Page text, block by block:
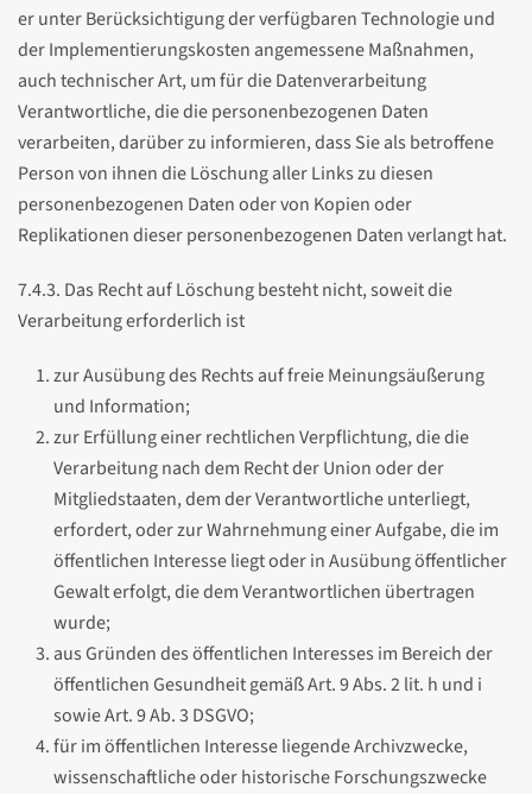
er unter Berücksichtigung der verfügbaren Technologie und
der Implementierungskosten angemessene Maßnahmen,
auch technischer Art, um für die Datenverarbeitung
Verantwortliche, die die personenbezogenen Daten
verarbeiten, darüber zu informieren, dass Sie als betroffene
Person von ihnen die Löschung aller Links zu diesen
personenbezogenen Daten oder von Kopien oder
Replikationen dieser personenbezogenen Daten verlangt hat.
7.4.3. Das Recht auf Löschung besteht nicht, soweit die
Verarbeitung erforderlich ist
zur Ausübung des Rechts auf freie Meinungsäußerung
und Information;
zur Erfüllung einer rechtlichen Verpflichtung, die die
Verarbeitung nach dem Recht der Union oder der
Mitgliedstaaten, dem der Verantwortliche unterliegt,
erfordert, oder zur Wahrnehmung einer Aufgabe, die im
öffentlichen Interesse liegt oder in Ausübung öffentlicher
Gewalt erfolgt, die dem Verantwortlichen übertragen
wurde;
aus Gründen des öffentlichen Interesses im Bereich der
öffentlichen Gesundheit gemäß Art. 9 Abs. 2 lit. h und i
sowie Art. 9 Ab. 3 DSGVO;
für im öffentlichen Interesse liegende Archivzwecke,
wissenschaftliche oder historische Forschungszwecke